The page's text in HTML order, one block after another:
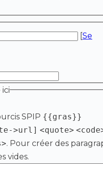
[Se
SPIP {{gras}}
>url] <quote>
. Pour créer des
vides.